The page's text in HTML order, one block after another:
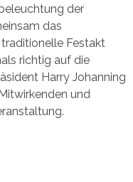
der
das
Festakt
richtig auf die
Harry Johanning
und